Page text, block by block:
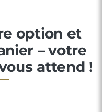
option et
– votre
attend !